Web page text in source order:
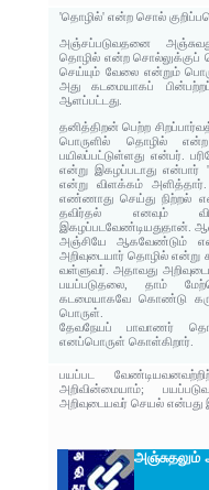
'தொழில்' என்ற சொல்
அஞ்சப்படுவதனை
தொழில் என்ற சொல்லுக்குப்
செய்யும் வேலை என்றும்
அது கடமையாகப்
ஆளப்பட்டது.
தனித்திறன் பெற்ற
பொருளில் தொழில்
பயிலப்பட்டுள்ளது என்பர்.
என்று இகழப்படாது என்பார்
என்று விளக்கம்
எண்ணாது செய்து நிற்றல்
தவிர்தல் எனவும்
இகழப்படவேண்டியதுதான்.
அஞ்சியே ஆகவேண்டும்
அறிவுடையார் தொழில் என்று
வள்ளுவர். அதாவது
பயப்படுதலை, தாம்
கடமையாகவே கொண்டு
பொருள்.
தேவநேயப் பாவாணர்
எனப்பொருள் கொள்கிறார்.
பயப்பட
அறிவின்மையாம்;
அறிவுடையவர் செயல் என்பது
அஞ்சுதலும்